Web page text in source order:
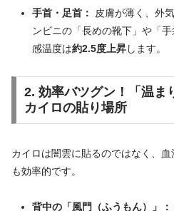
手首・足首：
皮膚が薄く、外
ンビニの「長めの靴下」や「
感温度は約2.5度上昇します。
2. 効率バツグン！「温ま
カイロの貼り場所
カイロは闇雲に貼るのではなく、
も効率的です。
背中の「風門（ふうもん）」：